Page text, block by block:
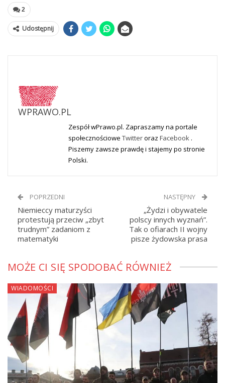
2
Udostępnij
WPRAWO.PL
Zespół wPrawo.pl. Zapraszamy na portale
społecznościowe Twitteroraz Facebook .
Piszemy zawsze prawdę i stajemy po stronie
Polski.
POPRZEDNI
Niemieccy maturzyści
protestują przeciw „zbyt
trudnym” zadaniom z
matematyki
NASTĘPNY
„Żydzi i obywatele
polscy innych wyznań”.
Tak o ofiarach II wojny
pisze żydowska prasa
MOŻE CI SIĘ SPODOBAĆ RÓWNIEŻ
WIADOMOŚCI